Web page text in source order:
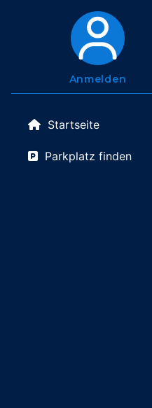
Anmelden
Startseite
Parkplatz finden